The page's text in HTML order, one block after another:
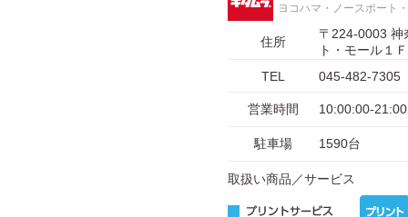
ヨコハマ・ノースポート
住所
〒224-0003 神
ト・モール１Ｆ
TEL
045-482-7305
営業時間 10:00:00-
駐車場 1590台
取扱い商品／サービス